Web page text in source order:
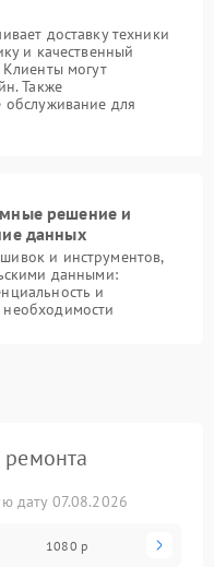
доставку техники
и качественный
могут
Также
обслуживание для
решение и
данных
и инструментов,
данными:
и
дату 07.08.2026
1080 р